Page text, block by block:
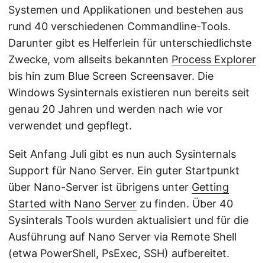
Systemen und Applikationen und bestehen aus
rund 40 verschiedenen Commandline-Tools.
Darunter gibt es Helferlein für unterschiedlichste
Zwecke, vom allseits bekannten Process Explorer
bis hin zum Blue Screen Screensaver. Die
Windows Sysinternals existieren nun bereits seit
genau 20 Jahren und werden nach wie vor
verwendet und gepflegt.
Seit Anfang Juli gibt es nun auch Sysinternals
Support für Nano Server. Ein guter Startpunkt
über Nano-Server ist übrigens unter Getting
Started with Nano Server zu finden. Über 40
Sysinterals Tools wurden aktualisiert und für die
Ausführung auf Nano Server via Remote Shell
(etwa PowerShell, PsExec, SSH) aufbereitet.